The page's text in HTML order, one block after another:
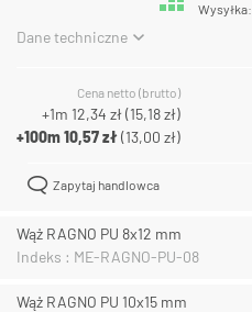
Wysyłka:
Dane techniczne
Cena netto (brutto)
+1m 12,34 zł(15,18 zł)
+100m10,57 zł(13,00 zł)
Zapytaj handlowca
Wąż RAGNO PU 8x12 mm
Indeks : ME-RAGNO-PU-08
Wąż RAGNO PU 10x15 mm